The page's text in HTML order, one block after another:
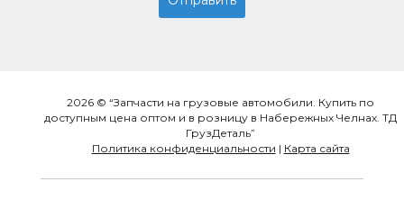
2026 © “Запчасти на грузовые автомобили. Купить по
доступным цена оптом и в розницу в Набережных Челнах. ТД
ГрузДеталь”
Политика конфиденциальности | Карта сайта